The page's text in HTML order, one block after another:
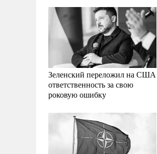
Зеленский переложил на США
ответственность за свою
роковую ошибку